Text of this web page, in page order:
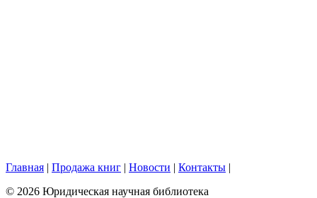
Главная | Продажа книг | Новости | Контакты |
© 2026 Юридическая научная библиотека